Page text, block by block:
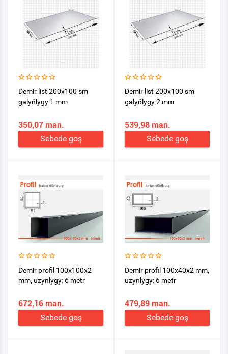
Demir list 200x100 sm
galyňlygy 1 mm
350,07 man.
Sebede goş
Demir list 200x100 sm
galyňlygy 2 mm
539,98 man.
Sebede goş
Demir profil 100x100x2
mm, uzynlygy: 6 metr
672,16 man.
Sebede goş
Demir profil 100x40x2 mm,
uzynlygy: 6 metr
479,89 man.
Sebede goş